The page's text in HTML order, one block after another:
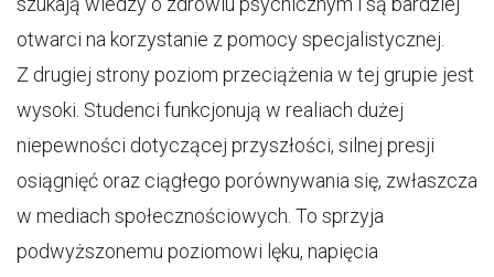
otwarci na korzystanie z pomocy specjalistycznej.
Z drugiej strony poziom przeciążenia w tej grupie jest
wysoki. Studenci funkcjonują w realiach dużej
niepewności dotyczącej przyszłości, silnej presji
osiągnięć oraz ciągłego porównywania się, zwłaszcza
w mediach społecznościowych. To sprzyja
podwyższonemu poziomowi lęku, napięcia